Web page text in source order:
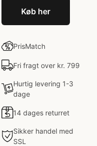
Køb her
PrisMatch
Fri fragt over kr. 799
Hurtig levering 1-3
dage
14 dages returret
Sikker handel med
SSL